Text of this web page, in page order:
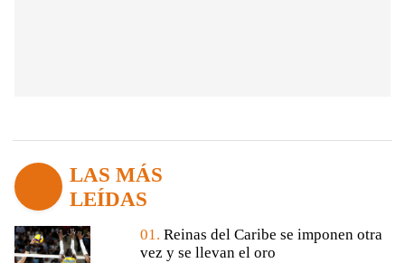
LAS MÁS
LEÍDAS
01. Reinas del Caribe se imponen otra
vez y se llevan el oro